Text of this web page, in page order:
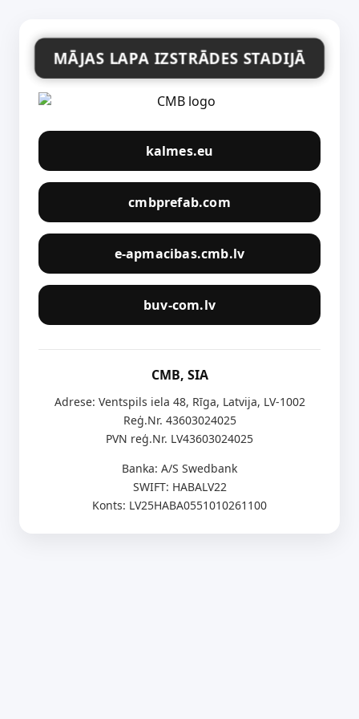
MĀJAS LAPA IZSTRĀDES STADIJĀ
kalmes.eu
cmbprefab.com
e-apmacibas.cmb.lv
buv-com.lv
CMB, SIA
Adrese: Ventspils iela 48, Rīga, Latvija, LV-1002
Reģ.Nr. 43603024025
PVN reģ.Nr. LV43603024025
Banka: A/S Swedbank
SWIFT: HABALV22
Konts: LV25HABA0551010261100